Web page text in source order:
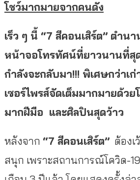
โชว์มากมายจากคนดัง
เร็ว ๆ นี้ “7 สีคอนเสิร์ต” ตำน
หน้าจอโทรทัศน์ที่ยาวนานที่สุ
กำลังจะกลับมา!!! พิเศษกว่าเ
เซอร์ไพรส์จัดเต็มมากมายด้ว
มากฝีมือ และศิลปินสุดว้าว
หลังจาก “7 สีคอนเสิร์ต”ต้องเ
สนุก เพราะสถานการณ์โควิด-